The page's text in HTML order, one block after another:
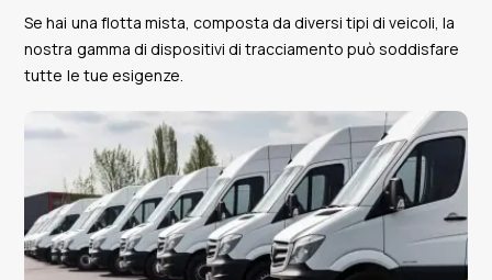
Se hai una flotta mista, composta da diversi tipi di veicoli, la
nostra gamma di dispositivi di tracciamento può soddisfare
tutte le tue esigenze.